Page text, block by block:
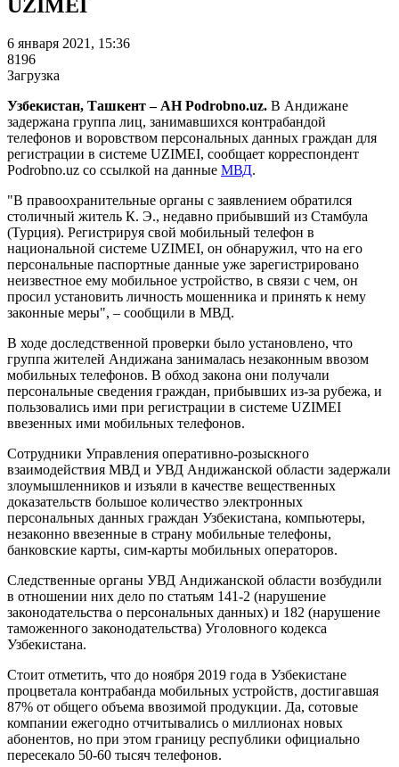
UZIMEI
6 января 2021, 15:36
8196
Загрузка
Узбекистан, Ташкент – АН Podrobno.uz. В Андижане
задержана группа лиц, занимавшихся контрабандой
телефонов и воровством персональных данных граждан для
регистрации в системе UZIMEI, сообщает корреспондент
Podrobno.uz со ссылкой на данные МВД.
"В правоохранительные органы с заявлением обратился
столичный житель К. Э., недавно прибывший из Стамбула
(Турция). Регистрируя свой мобильный телефон в
национальной системе UZIMEI, он обнаружил, что на его
персональные паспортные данные уже зарегистрировано
неизвестное ему мобильное устройство, в связи с чем, он
просил установить личность мошенника и принять к нему
законные меры", – сообщили в МВД.
В ходе доследственной проверки было установлено, что
группа жителей Андижана занималась незаконным ввозом
мобильных телефонов. В обход закона они получали
персональные сведения граждан, прибывших из-за рубежа, и
пользовались ими при регистрации в системе UZIMEI
ввезенных ими мобильных телефонов.
Сотрудники Управления оперативно-розыскного
взаимодействия МВД и УВД Андижанской области задержали
злоумышленников и изъяли в качестве вещественных
доказательств большое количество электронных
персональных данных граждан Узбекистана, компьютеры,
незаконно ввезенные в страну мобильные телефоны,
банковские карты, сим-карты мобильных операторов.
Следственные органы УВД Андижанской области возбудили
в отношении них дело по статьям 141-2 (нарушение
законодательства о персональных данных) и 182 (нарушение
таможенного законодательства) Уголовного кодекса
Узбекистана.
Стоит отметить, что до ноября 2019 года в Узбекистане
процветала контрабанда мобильных устройств, достигавшая
87% от общего объема ввозимой продукции. Да, сотовые
компании ежегодно отчитывались о миллионах новых
абонентов, но при этом границу республики официально
пересекало 50-60 тысяч телефонов.